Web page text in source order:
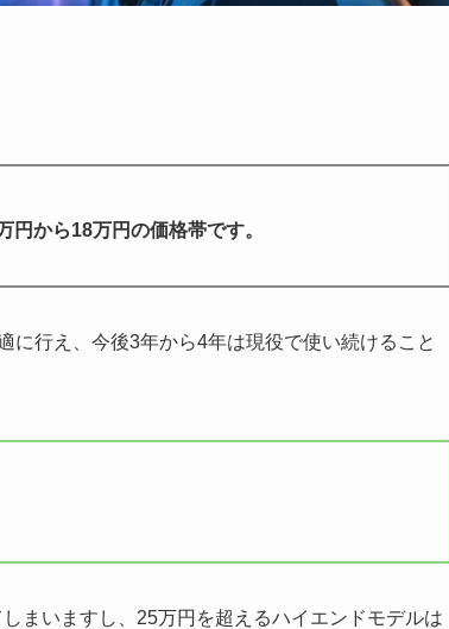
から18万円の価格帯です。
に行え、今後3年から4年は現役で使い続けること
まいますし、25万円を超えるハイエンドモデルは